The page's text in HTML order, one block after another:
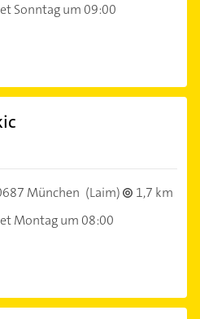
Sonntag um 09:00
München (Laim)
1,7 km
Montag um 08:00